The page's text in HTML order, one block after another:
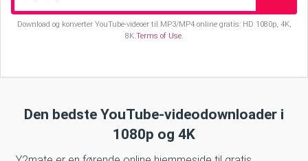
Download og konverter YouTube-videoer til MP3/MP4 online gratis: HD 1080p, 4K,
8K.Terms of Use.
Den bedste YouTube-videodownloader i
1080p og 4K